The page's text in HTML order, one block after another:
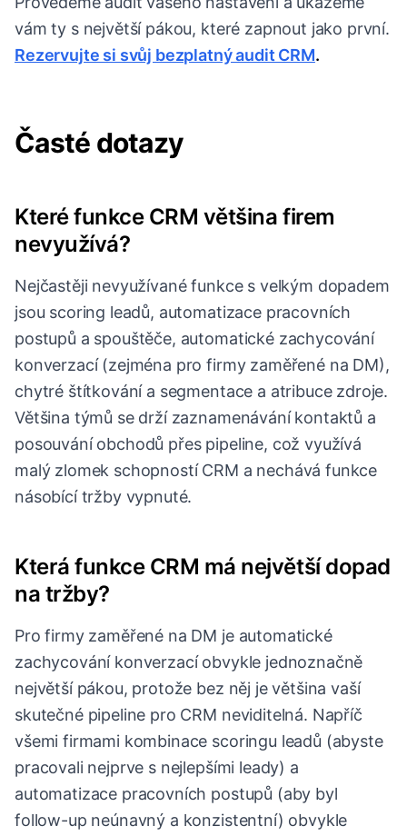
vám ty s největší pákou, které zapnout jako první.
Rezervujte si svůj bezplatný audit CRM.
Časté dotazy
Které funkce CRM většina firem
nevyužívá?
Nejčastěji nevyužívané funkce s velkým dopadem
jsou scoring leadů, automatizace pracovních
postupů a spouštěče, automatické zachycování
konverzací (zejména pro firmy zaměřené na DM),
chytré štítkování a segmentace a atribuce zdroje.
Většina týmů se drží zaznamenávání kontaktů a
posouvání obchodů přes pipeline, což využívá
malý zlomek schopností CRM a nechává funkce
násobící tržby vypnuté.
Která funkce CRM má největší dopad
na tržby?
Pro firmy zaměřené na DM je automatické
zachycování konverzací obvykle jednoznačně
největší pákou, protože bez něj je většina vaší
skutečné pipeline pro CRM neviditelná. Napříč
všemi firmami kombinace scoringu leadů (abyste
pracovali nejprve s nejlepšími leady) a
automatizace pracovních postupů (aby byl
follow-up neúnavný a konzistentní) obvykle